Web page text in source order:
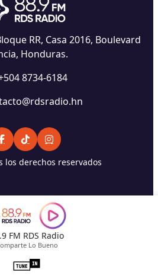
RR, Casa 2016, Boulevard
Honduras.
8734-6184
los derechos reservados
FM RDS Radio
Lo Bueno